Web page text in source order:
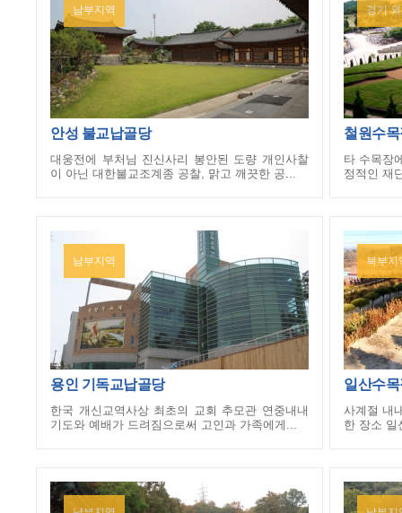
남부지역
안성 불교납골당
대웅전에 부처님 진신사리 봉안된 도량 개인사찰
이 아닌 대한불교조계종 공찰, 맑고 깨끗한 공...
남부지역
용인 기독교납골당
한국 개신교역사상 최초의 교회 추모관 연중내내
기도와 예배가 드려짐으로써 고인과 가족에게...
경기
철원수목
타 수목장
정적인 재
북부지
일산수목
사계절 내
한 장소 일